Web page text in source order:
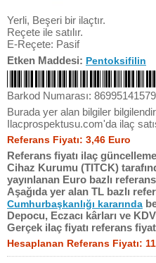
Yerli, Beşeri bir ilaçtır.
Reçete ile satılır.
E-Reçete: Pasif
Etken Maddesi: Pentoksifilin
Barkod Numarası:
Burada yer alan bilgiler
Ilacprospektusu.com'da ilaç
Referans Fiyatı: 3,46 Euro
Referans fiyatı ilaç
Cihaz Kurumu (TITCK)
yayınlanan Euro bazlı
Aşağıda yer alan TL bazlı
Cumhurbaşkanlığı kararında
Depocu, Eczacı kârları ve
Gerçek ilaç fiyatı referans
Hesaplanan Referans Fiyatı: